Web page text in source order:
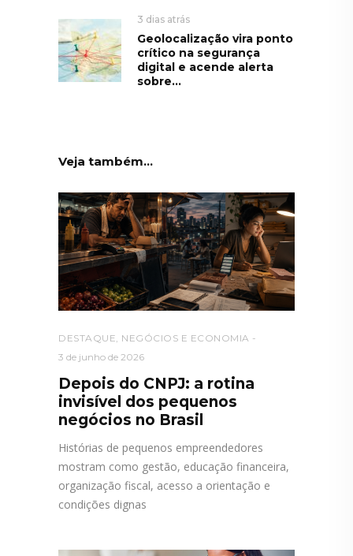
3 dias atrás
Geolocalização vira ponto
crítico na segurança
digital e acende alerta
sobre...
Veja também...
DESTAQUE NEGÓCIOS E ECONOMIA
3 de junho de 2026
Depois do CNPJ: a rotina
invisível dos pequenos
negócios no Brasil
Histórias de pequenos empreendedores
mostram como gestão, educação financeira,
organização fiscal, acesso a orientação e
condições dignas